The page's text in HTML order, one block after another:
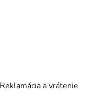
a vrátenie